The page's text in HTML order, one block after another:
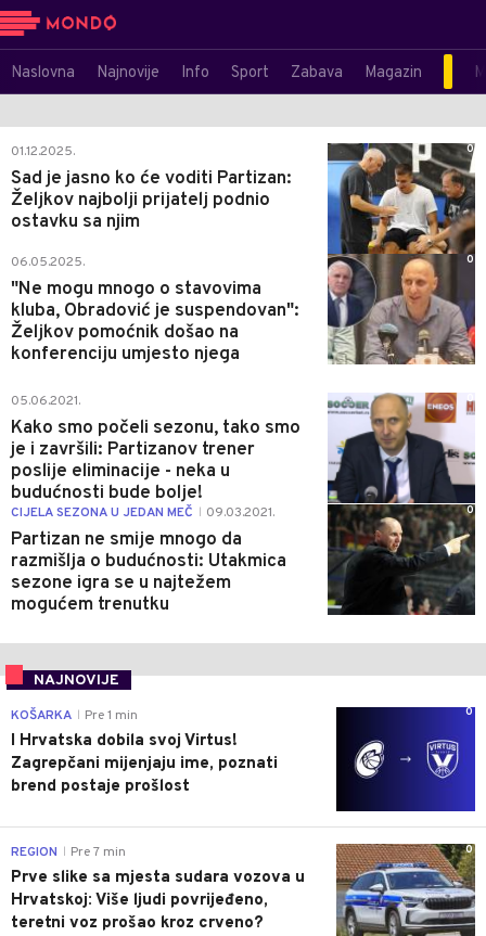
Naslovna Najnovije Info Sport Zabava Magazin
01.12.2025.
Sad je jasno ko će voditi Partizan:
Željkov najbolji prijatelj podnio
ostavku sa njim
0
06.05.2025.
"Ne mogu mnogo o stavovima
kluba, Obradović je suspendovan":
Željkov pomoćnik došao na
konferenciju umjesto njega
0
05.06.2021.
Kako smo počeli sezonu, tako smo
je i završili: Partizanov trener
poslije eliminacije - neka u
budućnosti bude bolje!
0
CIJELA SEZONA U JEDAN MEČ 09.03.2021.
Partizan ne smije mnogo da
razmišlja o budućnosti: Utakmica
sezone igra se u najtežem
mogućem trenutku
0
NAJNOVIJE
0
KOŠARKA Pre 1 min
I Hrvatska dobila svoj Virtus!
Zagrepčani mijenjaju ime, poznati
brend postaje prošlost
0
REGION Pre 7 min
Prve slike sa mjesta sudara vozova u
Hrvatskoj: Više ljudi povrijeđeno,
teretni voz prošao kroz crveno?